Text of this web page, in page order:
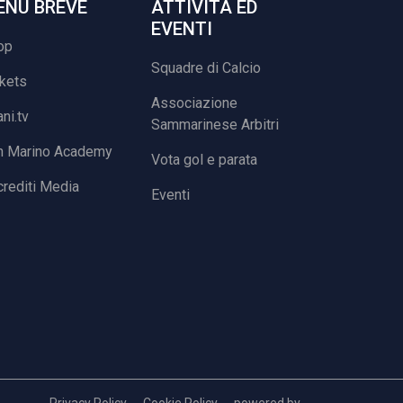
BREVE
Marino Academy
Media
ATTIVITÀ ED
EVENTI
Squadre di Calcio
Associazione
Sammarinese Arbitri
Vota gol e parata
Eventi